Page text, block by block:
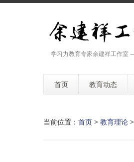
学习力教育专家余建祥工作室
首页 教育动态
当前位置： 首页 > 教育理论 >